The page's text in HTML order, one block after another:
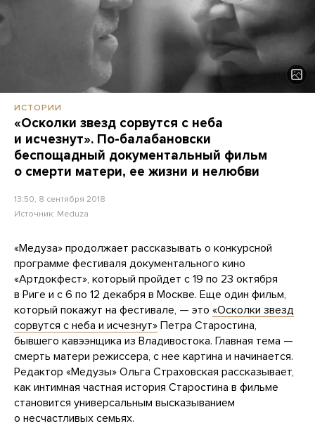
ИСТОРИИ
«Осколки звезд сорвутся с неба
и исчезнут». По-балабановски
беспощадный документальный фильм
о смерти матери, ее жизни и нелюбви
13:50, 8 сентября 2018
Источник: Meduza
«Медуза» продолжает рассказывать о конкурсной
программе фестиваля документального кино
«Артдокфест», который пройдет с 19 по 23 октября
в Риге и с 6 по 12 декабря в Москве. Еще один фильм,
который покажут на фестивале, — это «Осколки звезд
сорвутся с неба и исчезнут» Петра Старостина,
бывшего кавээнщика из Владивостока. Главная тема —
смерть матери режиссера, с нее картина и начинается.
Редактор «Медузы» Ольга Страховская рассказывает,
как интимная частная история Старостина в фильме
становится универсальным высказыванием
о несчастливых семьях.